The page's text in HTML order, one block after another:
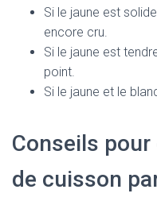
Si le jaune est
encore cru.
Si le jaune est
point.
Si le jaune et le
Conseils
de cuisson